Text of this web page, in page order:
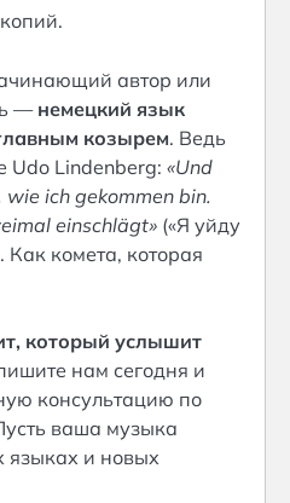
автор или
— немецкий язык
козырем. Ведь
Udo Lindenberg: «Und
wie ich gekommen bin.
einschlägt» («Я уйду
комета, которая
который услышит
нам сегодня и
консультацию по
ваша музыка
языках и новых